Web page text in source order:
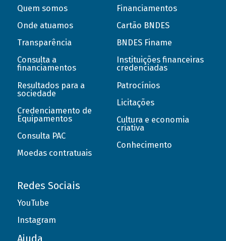
Quem somos
Onde atuamos
Transparência
Consulta a
financiamentos
Resultados para a
sociedade
Credenciamento de
Equipamentos
Consulta PAC
Moedas contratuais
Financiamentos
Cartão BNDES
BNDES Finame
Instituições financeiras
credenciadas
Patrocínios
Licitações
Cultura e economia
criativa
Conhecimento
Redes Sociais
YouTube
Instagram
Ajuda